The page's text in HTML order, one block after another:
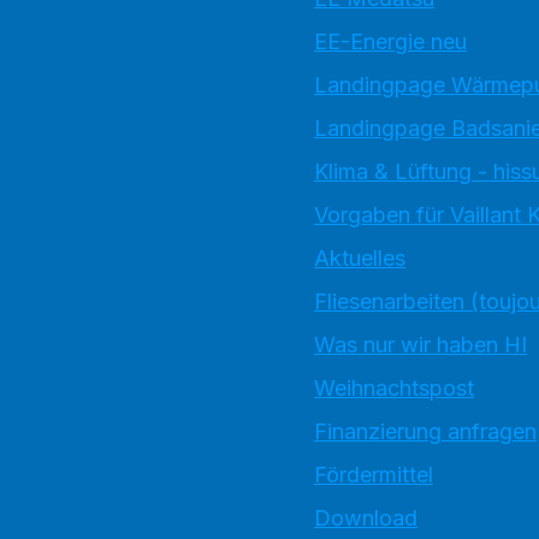
EE-Energie neu
Landingpage
Landingpage
Klima & Lüftung -
Vorgaben für Vaillant
Aktuelles
Fliesenarbeiten
Was nur wir haben HI
Weihnachtspost
Finanzierung anfragen
Fördermittel
Download